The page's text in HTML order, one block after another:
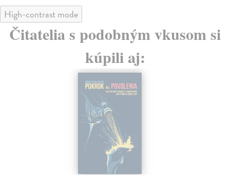
High-contrast mode
Čitatelia s podobným vkusom si
kúpili aj: